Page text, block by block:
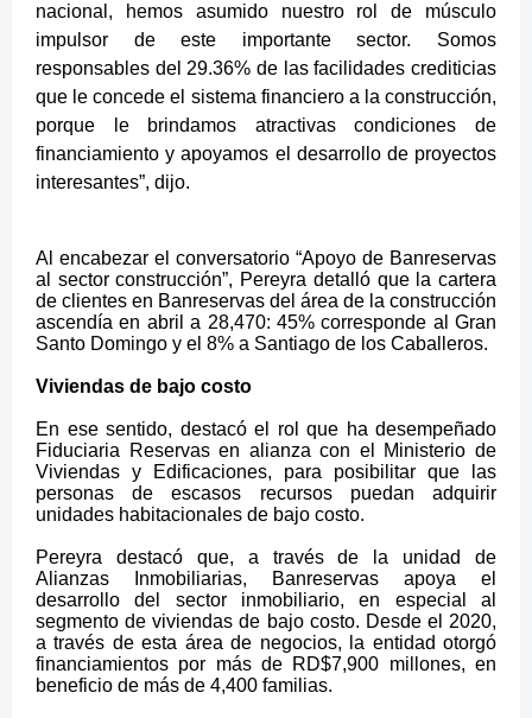
nacional, hemos asumido nuestro rol de músculo
impulsor de este importante sector. Somos
responsables del 29.36% de las facilidades crediticias
que le concede el sistema financiero a la construcción,
porque le brindamos atractivas condiciones de
financiamiento y apoyamos el desarrollo de proyectos
interesantes”, dijo.
Al encabezar el conversatorio “Apoyo de Banreservas
al sector construcción”, Pereyra detalló que la cartera
de clientes en Banreservas del área de la construcción
ascendía en abril a 28,470: 45% corresponde al Gran
Santo Domingo y el 8% a Santiago de los Caballeros.
Viviendas de bajo costo
En ese sentido, destacó el rol que ha desempeñado
Fiduciaria Reservas en alianza con el Ministerio de
Viviendas y Edificaciones, para posibilitar que las
personas de escasos recursos puedan adquirir
unidades habitacionales de bajo costo.
Pereyra destacó que, a través de la unidad de
Alianzas Inmobiliarias, Banreservas apoya el
desarrollo del sector inmobiliario, en especial al
segmento de viviendas de bajo costo. Desde el 2020,
a través de esta área de negocios, la entidad otorgó
financiamientos por más de RD$7,900 millones, en
beneficio de más de 4,400 familias.